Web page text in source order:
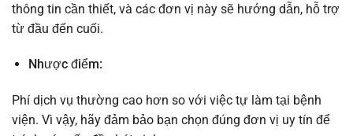
thông tin cần thiết, và các đơn vị này sẽ hướng dẫn, hỗ trợ
từ đầu đến cuối.
Nhược điểm:
Phí dịch vụ thường cao hơn so với việc tự làm tại bệnh
viện. Vì vậy, hãy đảm bảo bạn chọn đúng đơn vị uy tín để